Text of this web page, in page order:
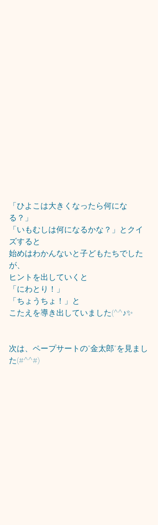
「ひよこは大きくなったら何にな
る？」
「いもむしは何になるかな？」とクイ
ズすると
始めはわかんないと子どもたちでした
が、
ヒントを出していくと
「にわとり！」
「ちょうちょ！」と
こたえを導き出していました(^^♪✨
次は、ペープサートの”金太郎”を見まし
た(#^^#)